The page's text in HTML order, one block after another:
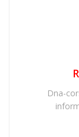
Dna-